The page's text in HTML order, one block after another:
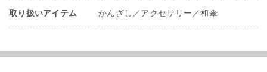
取り扱いアイテム かんざし／アクセサリー／和傘